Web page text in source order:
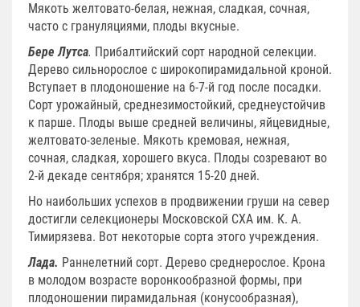
Мякоть желтовато-белая, нежная, сладкая, сочная,
часто с грануляциями, плоды вкусные.
Бере Лутса. Прибалтийский сорт народной селекции.
Дерево сильнорослое с широкопирамидальной кроной.
Вступает в плодоношение на 6-7-й год после посадки.
Сорт урожайный, среднезимостойкий, среднеустойчив
к парше. Плоды выше средней величины, яйцевидные,
желтовато-зеленые. Мякоть кремовая, нежная,
сочная, сладкая, хорошего вкуса. Плоды созревают во
2-й декаде сентября; хранятся 15-20 дней.
Но наибольших успехов в продвижении груши на север
достигли селекционеры Московской СХА им. К. А.
Тимирязева. Вот некоторые сорта этого учреждения.
Лада. Раннелетний сорт. Дерево среднерослое. Крона
в молодом возрасте воронкообразной формы, при
плодоношении пирамидальная (конусообразная),